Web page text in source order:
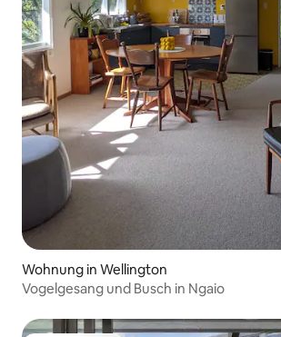
Wohnung in Wellington
Vogelgesang und Busch in Ngaio